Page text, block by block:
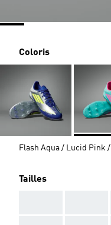
Coloris
Flash Aqua / Lucid Pink
Tailles